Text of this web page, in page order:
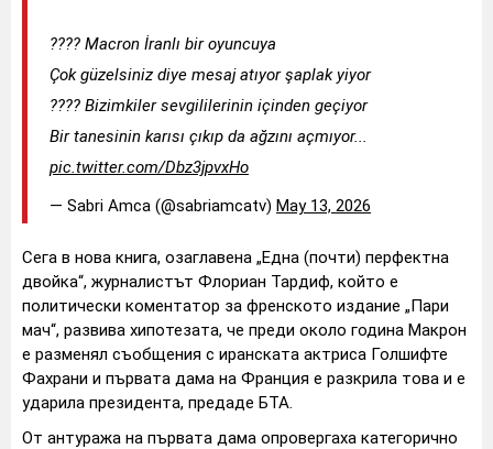
???? Macron İranlı bir oyuncuya
Çok güzelsiniz diye mesaj atıyor şaplak yiyor
???? Bizimkiler sevgililerinin içinden geçiyor
Bir tanesinin karısı çıkıp da ağzını açmıyor...
pic.twitter.com/Dbz3jpvxHo
— Sabri Amca (@sabriamcatv) May 13, 2026
Сега в нова книга, озаглавена „Една (почти) перфектна
двойка“, журналистът Флориан Тардиф, който е
политически коментатор за френското издание „Пари
мач“, развива хипотезата, че преди около година Макрон
е разменял съобщения с иранската актриса Голшифте
Фахрани и първата дама на Франция е разкрила това и е
ударила президента, предаде БТА.
От антуража на първата дама опровергаха категорично